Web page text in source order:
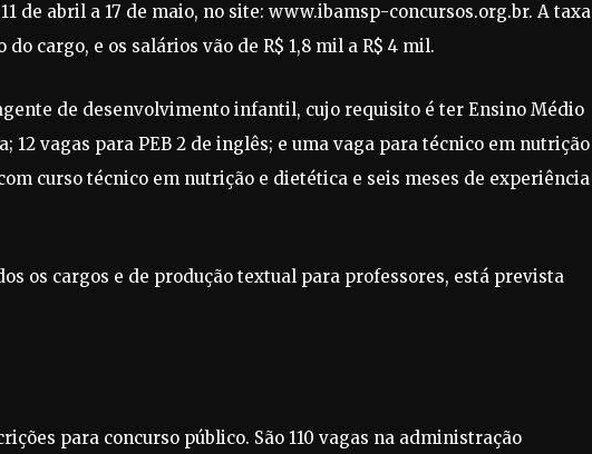
de abril a 17 de maio, no site: www.ibamsp-concursos.org.br. A taxa
cargo, e os salários vão de R$ 1,8 mil a R$ 4 mil.
de desenvolvimento infantil, cujo requisito é ter Ensino Médio
12 vagas para PEB 2 de inglês; e uma vaga para técnico em nutrição
curso técnico em nutrição e dietética e seis meses de experiência
os cargos e de produção textual para professores, está prevista
para concurso público. São 110 vagas na administração